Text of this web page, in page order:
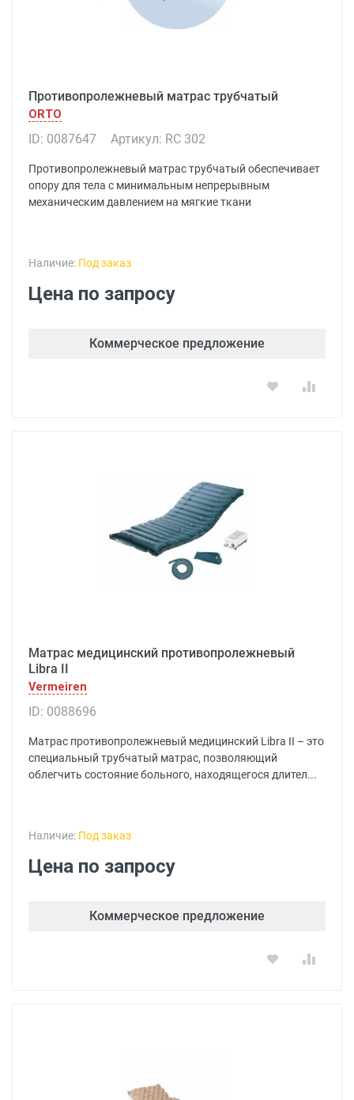
Противопролежневый матрас трубчатый
ORTO
ID: 0087647 Артикул: RC 302
Противопролежневый матрас трубчатый обеспечивает
опору для тела с минимальным непрерывным
механическим давлением на мягкие ткани
Наличие: Под заказ
Цена по запросу
Коммерческое предложение
Матрас медицинский противопролежневый
Libra II
Vermeiren
ID: 0088696
Матрас противопролежневый медицинский Libra II – это
специальный трубчатый матрас, позволяющий
облегчить состояние больного, находящегося длител...
Наличие: Под заказ
Цена по запросу
Коммерческое предложение